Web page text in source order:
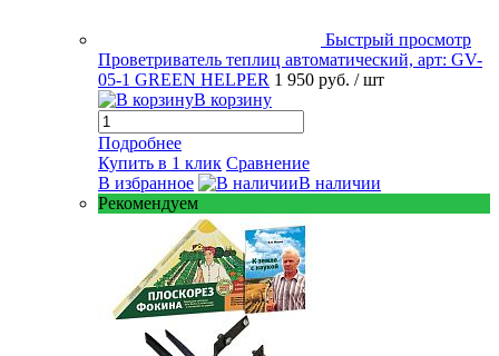
Быстрый просмотр
Проветриватель теплиц автоматический, арт: GV-
05-1 GREEN HELPER 1 950 руб. / шт
В корзину
Подробнее
Купить в 1 клик Сравнение
В избранное
В наличии
Рекомендуем